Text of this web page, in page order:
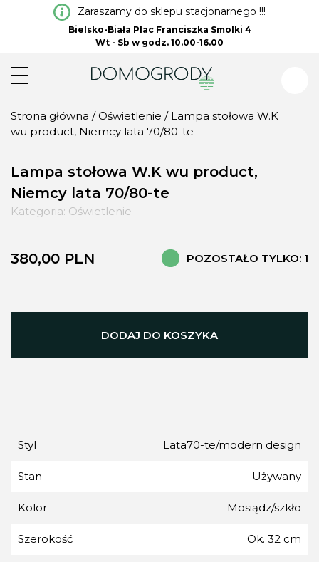
Zaraszamy do sklepu stacjonarnego !!!
Bielsko-Biała Plac Franciszka Smolki 4
Wt - Sb w godz. 10.00-16.00
Strona główna /Oświetlenie / Lampa stołowa W.K
wu product, Niemcy lata 70/80-te
Lampa stołowa W.K wu product,
Niemcy lata 70/80-te
Kategoria: Oświetlenie
380,00 PLN POZOSTAŁO TYLKO: 1
DODAJ DO KOSZYKA
Styl Lata70-te/modern design
Stan Używany
Kolor Mosiądz/szkło
Szerokość Ok. 32 cm